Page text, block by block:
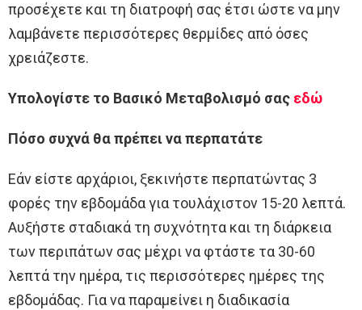
προσέχετε και τη διατροφή σας έτσι ώστε να μην
λαμβάνετε περισσότερες θερμίδες από όσες
χρειάζεστε.
Υπολογίστε το Βασικό Μεταβολισμό σας εδώ
Πόσο συχνά θα πρέπει να περπατάτε
Εάν είστε αρχάριοι, ξεκινήστε περπατώντας 3
φορές την εβδομάδα για τουλάχιστον 15-20 λεπτά.
Αυξήστε σταδιακά τη συχνότητα και τη διάρκεια
των περιπάτων σας μέχρι να φτάστε τα 30-60
λεπτά την ημέρα, τις περισσότερες ημέρες της
εβδομάδας. Για να παραμείνει η διαδικασία